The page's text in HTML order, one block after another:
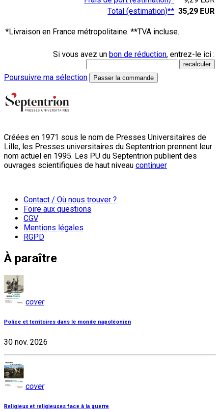
Total (estimation)** 35,29 EUR
*Livraison en France métropolitaine. **TVA incluse.
Si vous avez un bon de réduction, entrez-le ici :
Poursuivre ma sélection Passer la commande
Créées en 1971 sous le nom de Presses Universitaires de
Lille, les Presses universitaires du Septentrion prennent leur
nom actuel en 1995. Les PU du Septentrion publient des
ouvrages scientifiques de haut niveau continuer
Contact / Où nous trouver ?
Foire aux questions
CGV
Mentions légales
RGPD
À paraître
cover
Police et territoires dans le monde napoléonien
30 nov. 2026
cover
Religieux et religieuses face à la guerre